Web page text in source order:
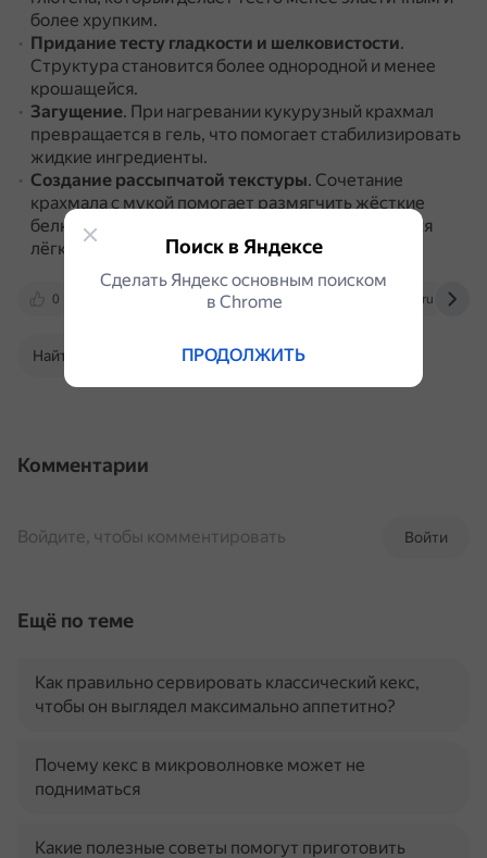
более хрупким.
Придание тесту гладкости и шелковистости.
Структура становится более однородной и менее
крошащейся.
Загущение. При нагревании кукурузный крахмал
превращается в гель, что помогает стабилизировать
жидкие ингредиенты.
Создание рассыпчатой текстуры. Сочетание
крахмала с мукой помогает размягчить жёсткие
белки муки, в результате чего десерт получается
лёгким и жевательным.
0 m.ok.ru dzen.ru otvet.mail.ru
Найти в Поиске
Комментарии
Войти
Войдите, чтобы комментировать
Ещё по теме
Как правильно сервировать классический кекс,
чтобы он выглядел максимально аппетитно?
Почему кекс в микроволновке может не
подниматься
Какие полезные советы помогут приготовить
Поиск в Яндексе
Сделать Яндекс основным поиском
в Сhrome
ПРОДОЛЖИТЬ